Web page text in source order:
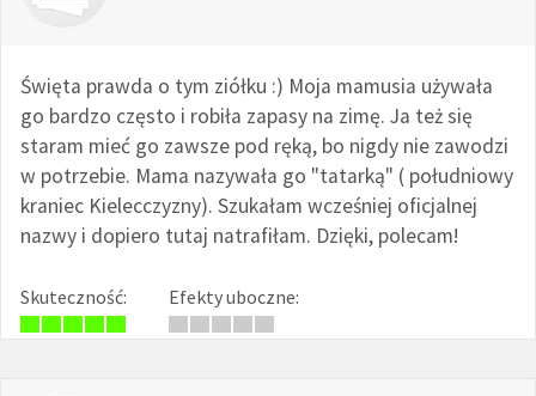
Święta prawda o tym ziółku :) Moja mamusia używała
go bardzo często i robiła zapasy na zimę. Ja też się
staram mieć go zawsze pod ręką, bo nigdy nie zawodzi
w potrzebie. Mama nazywała go "tatarką" ( południowy
kraniec Kielecczyzny). Szukałam wcześniej oficjalnej
nazwy i dopiero tutaj natrafiłam. Dzięki, polecam!
Skuteczność: Efekty uboczne: